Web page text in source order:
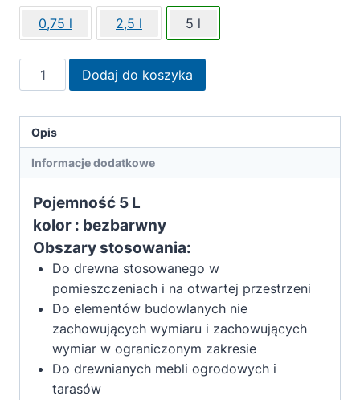
0,75 l
2,5 l 5 l
ilość
Remmers
do
tarasów
ogrodowych
bezbarwny
Dodaj do koszyka
Opis
Informacje dodatkowe
Pojemność 5 L
kolor : bezbarwny
Obszary stosowania:
Do drewna stosowanego w
pomieszczeniach i na otwartej przestrzeni
Do elementów budowlanych nie
zachowujących wymiaru i zachowujących
wymiar w ograniczonym zakresie
Do drewnianych mebli ogrodowych i
tarasów